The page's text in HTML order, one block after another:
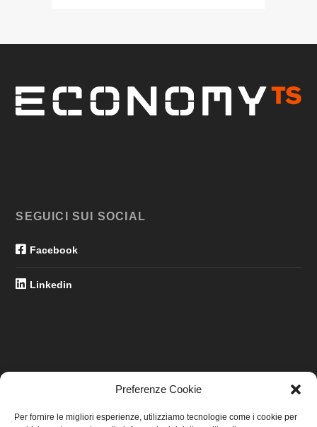
Preferenze Cookie
Per fornire le migliori esperienze, utilizziamo tecnologie come i cookie per
SEGUICI SUI SOCIAL
Facebook
Linkedin